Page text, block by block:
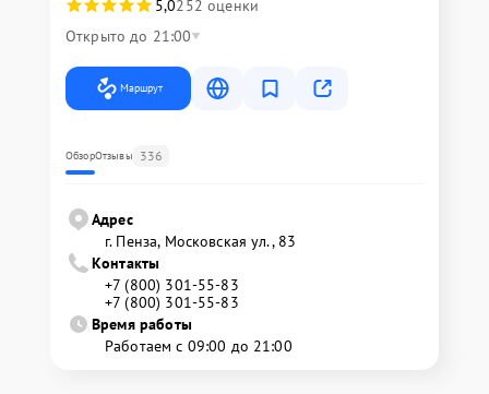
5,0252 оценки
Открыто до 21:00
Маршрут
ОбзорОтзывы 336
Адрес
г. Пенза, Московская ул., 83
Контакты
+7 (800) 301-55-83
+7 (800) 301-55-83
Время работы
Работаем с 09:00 до 21:00